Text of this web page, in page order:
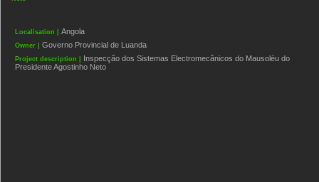
Localisation | Angola
Owner | Governo Provincial de Luanda
Project description | Inspecção dos Sistemas Electromecânicos do Mausoléu do
Presidente Agostinho Neto